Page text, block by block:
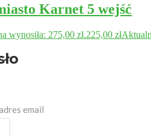
Karnet 5 wejść
wynosiła: 275,00 zł.225,00 zł
email